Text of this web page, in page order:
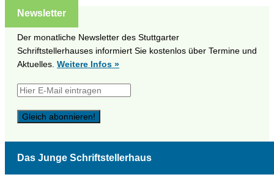
Newsletter
Der monatliche Newsletter des Stuttgarter
Schriftstellerhauses informiert Sie kostenlos über Termine und
Aktuelles. Weitere Infos »
Das Junge Schriftstellerhaus